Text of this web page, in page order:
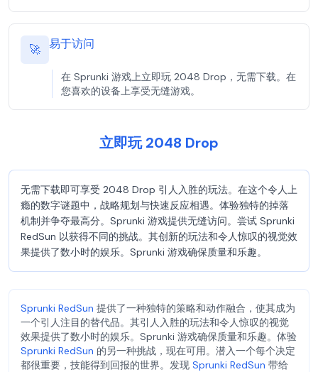
🚀 易于访问
在 Sprunki 游戏上立即玩 2048 Drop，无需下载。在
您喜欢的设备上享受无缝游戏。
立即玩 2048 Drop
无需下载即可享受 2048 Drop 引人入胜的玩法。在这个令人上
瘾的数字谜题中，战略规划与快速反应相遇。体验独特的掉落
机制并争夺最高分。Sprunki 游戏提供无缝访问。尝试 Sprunki
RedSun 以获得不同的挑战。其创新的玩法和令人惊叹的视觉效
果提供了数小时的娱乐。Sprunki 游戏确保质量和乐趣。
Sprunki RedSun 提供了一种独特的策略和动作融合，使其成为
一个引人注目的替代品。其引人入胜的玩法和令人惊叹的视觉
效果提供了数小时的娱乐。Sprunki 游戏确保质量和乐趣。体验
Sprunki RedSun 的另一种挑战，现在可用。潜入一个每个决定
都很重要，技能得到回报的世界。发现 Sprunki RedSun 带给